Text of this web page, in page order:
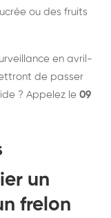
ou des fruits
en avril-
de passer
? Appelez le 09
un
frelon